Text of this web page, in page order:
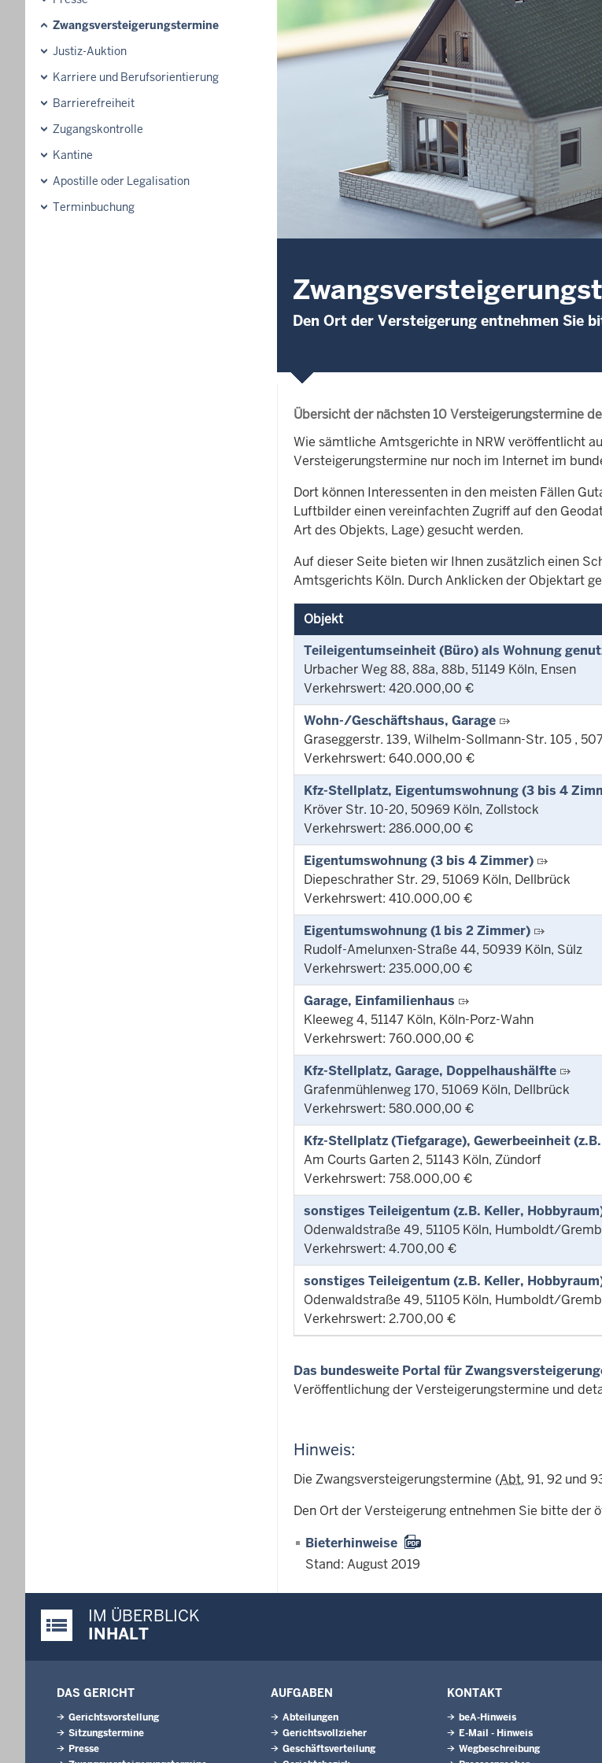
Zwangsversteigerungs­termine
Justiz-Auktion
Karriere und Berufsorientierung
Barrierefreiheit
Zugangskontrolle
Kantine
Apostille oder Legalisation
Terminbuchung
Den Ort der Versteigerung entnehmen Sie
Übersicht der nächsten 10 Versteigerungstermine
Wie sämtliche Amtsgerichte in NRW veröffentlicht
Versteigerungstermine nur noch im Internet im
Dort können Interessenten in den meisten Fällen
Luftbilder einen vereinfachten Zugriff auf den
Art des Objekts, Lage) gesucht werden.
Auf dieser Seite bieten wir Ihnen zusätzlich einen
Amtsgerichts Köln. Durch Anklicken der Objektart
Objekt
Teileigentumseinheit (Büro) als Wohnung
Urbacher Weg 88, 88a, 88b, 51149 Köln, Ensen
Verkehrswert: 420.000,00 €
Wohn-/Geschäftshaus, Garage
Graseggerstr. 139, Wilhelm-Sollmann-Str. 105 ,
Verkehrswert: 640.000,00 €
Kfz-Stellplatz, Eigentumswohnung (3 bis 4
Kröver Str. 10-20, 50969 Köln, Zollstock
Verkehrswert: 286.000,00 €
Eigentumswohnung (3 bis 4 Zimmer)
Diepeschrather Str. 29, 51069 Köln, Dellbrück
Verkehrswert: 410.000,00 €
Eigentumswohnung (1 bis 2 Zimmer)
Rudolf-Amelunxen-Straße 44, 50939 Köln, Sülz
Verkehrswert: 235.000,00 €
Garage, Einfamilienhaus
Kleeweg 4, 51147 Köln, Köln-Porz-Wahn
Verkehrswert: 760.000,00 €
Kfz-Stellplatz, Garage, Doppelhaushälfte
Grafenmühlenweg 170, 51069 Köln, Dellbrück
Verkehrswert: 580.000,00 €
Kfz-Stellplatz (Tiefgarage), Gewerbeeinheit
Am Courts Garten 2, 51143 Köln, Zündorf
Verkehrswert: 758.000,00 €
sonstiges Teileigentum (z.B. Keller,
Odenwaldstraße 49, 51105 Köln, Humboldt/
Verkehrswert: 4.700,00 €
sonstiges Teileigentum (z.B. Keller,
Odenwaldstraße 49, 51105 Köln, Humboldt/
Verkehrswert: 2.700,00 €
Das bundesweite Portal für
Veröffentlichung der Versteigerungstermine und
Hinweis:
Die Zwangsversteigerungstermine (Abt. 91, 92 und
Den Ort der Versteigerung entnehmen Sie bitte der
Bieterhinweise
Stand: August 2019
Justiz-Portal im Überblick:
IM ÜBERBLICK
INHALT
DAS GERICHT
Gerichtsvorstellung
Sitzungstermine
Presse
AUFGABEN
Abteilungen
Gerichtsvollzieher
Geschäftsverteilung
KONTAKT
beA-Hinweis
E-Mail - Hinweis
Wegbeschreibung